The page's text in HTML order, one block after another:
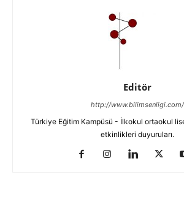
Editör
http://www.bilimsenligi.com/
Türkiye Eğitim Kampüsü - İlkokul ortaokul
etkinlikleri duyuruları.